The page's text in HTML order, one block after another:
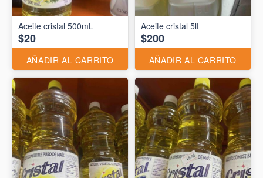
Aceite cristal 500mL
$20
AÑADIR AL CARRITO
Aceite cristal 5lt
$200
AÑADIR AL CARRITO